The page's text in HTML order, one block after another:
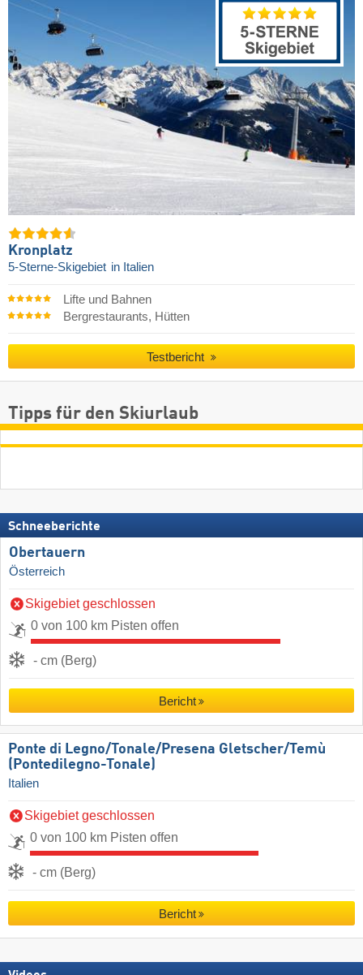
Kronplatz
5-Sterne-Skigebiet in Italien
Lifte und Bahnen
Bergrestaurants, Hütten
Testbericht
Tipps für den Skiurlaub
Schneeberichte
Obertauern
Österreich
Skigebiet geschlossen
0 von 100 km Pisten offen
- cm (Berg)
Bericht
Ponte di Legno/​Tonale/​Presena Gletscher/​Temù
(Pontedilegno-Tonale)
Italien
Skigebiet geschlossen
0 von 100 km Pisten offen
- cm (Berg)
Bericht